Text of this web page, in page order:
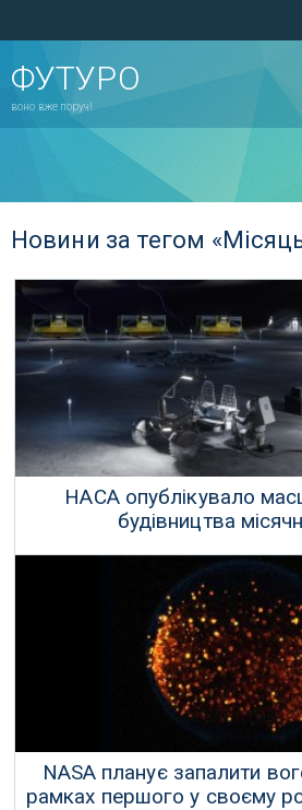
ФУТУРО
воно вже поруч!
Новини за тегом
НАСА опублікувало
будівництва
НАСА, як і раніше, віддане створенню
Місяці — попри великі бюджети на
31 Травня 2026 р.
NASA планує запалити
рамках першого у своєму